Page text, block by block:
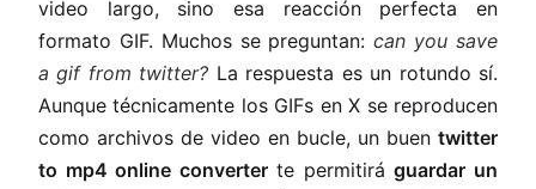
video largo, sino esa reacción perfecta en
formato GIF. Muchos se preguntan:can you save
a gif from twitter? La respuesta es un rotundo sí.
Aunque técnicamente los GIFs en X se reproducen
como archivos de video en bucle, un buen twitter
to mp4 online converterte permitiráguardar un